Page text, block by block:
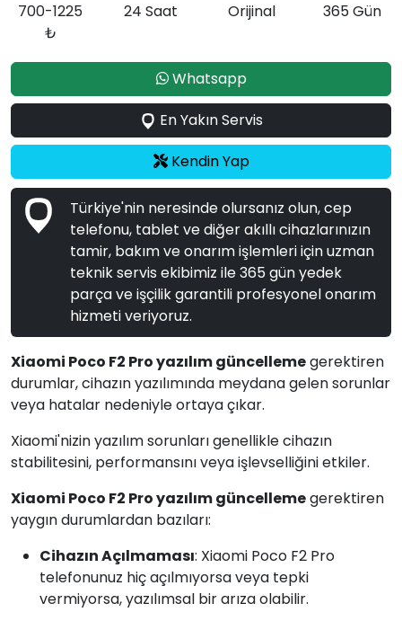
700-1225
₺
24 Saat Orijinal 365 Gün
Whatsapp
En Yakın Servis
Kendin Yap
Türkiye'nin neresinde olursanız olun, cep
telefonu, tablet ve diğer akıllı cihazlarınızın
tamir, bakım ve onarım işlemleri için uzman
teknik servis ekibimiz ile 365 gün yedek
parça ve işçilik garantili profesyonel onarım
hizmeti veriyoruz.
Xiaomi Poco F2 Pro yazılım güncellemegerektiren
durumlar, cihazın yazılımında meydana gelen sorunlar
veya hatalar nedeniyle ortaya çıkar.
Xiaomi'nizin yazılım sorunları genellikle cihazın
stabilitesini, performansını veya işlevselliğini etkiler.
Xiaomi Poco F2 Pro yazılım güncellemegerektiren
yaygın durumlardan bazıları:
Cihazın Açılmaması: Xiaomi Poco F2 Pro
telefonunuz hiç açılmıyorsa veya tepki
vermiyorsa, yazılımsal bir arıza olabilir.